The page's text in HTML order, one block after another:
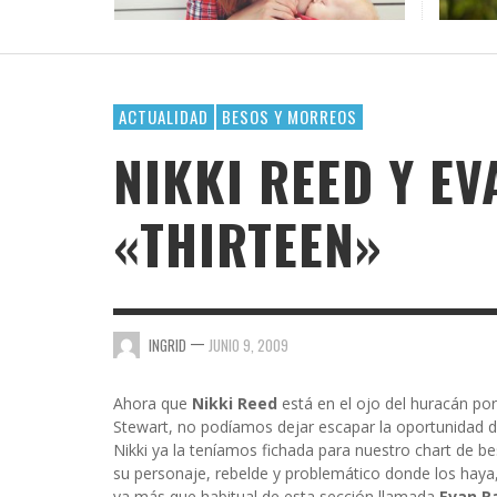
CASI
MARVEL
DAR
GUSTA ALGUIEN
LA PLAYA
CHICA BUSCA CHICA
CORTOS
ENGÁNCHATE A…
ENSERIADA!
EVDG
FAR OUT
GIMME SUGAR
VAYA
ACTUALIDAD BESOS Y MORREOS
NIKKI REED Y
«THIRTEEN»
INGRID — JUNIO 9, 2009
Ahora que Nikki Reed está en el ojo del huracán
Stewart, no podíamos dejar escapar la oportunidad
Nikki ya la teníamos fichada para nuestro chart de
su personaje, rebelde y problemático donde los